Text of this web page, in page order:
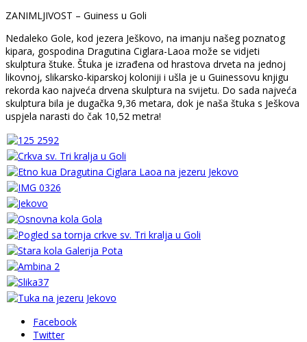
ZANIMLJIVOST – Guiness u Goli
Nedaleko Gole, kod jezera Ješkovo, na imanju našeg poznatog
kipara, gospodina Dragutina Ciglara-Laoa može se vidjeti
skulptura štuke. Štuka je izrađena od hrastova drveta na jednoj
likovnoj, slikarsko-kiparskoj koloniji i ušla je u Guinessovu knjigu
rekorda kao najveća drvena skulptura na svijetu. Do sada najveća
skulptura bila je dugačka 9,36 metara, dok je naša štuka s Ješkova
uspjela narasti do čak 10,52 metra!
Facebook
Twitter